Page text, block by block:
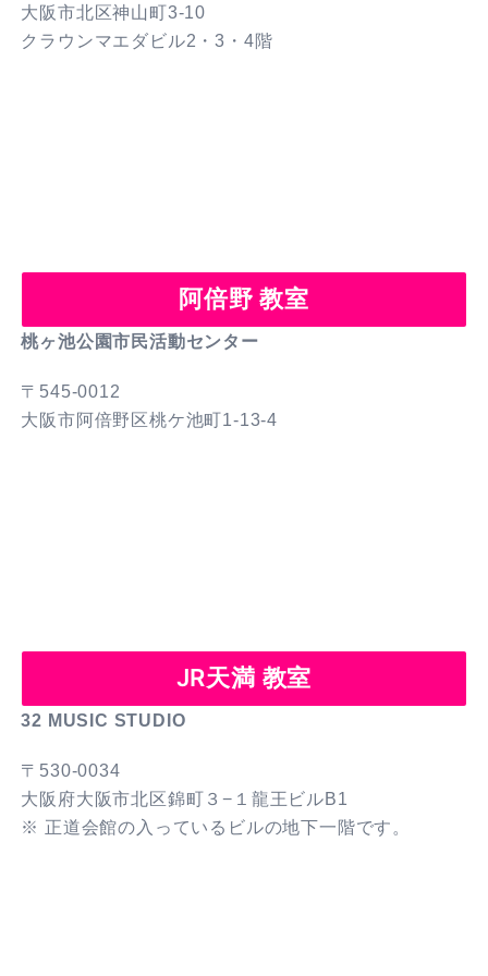
大阪市北区神山町3-10
クラウンマエダビル2・3・4階
阿倍野 教室
桃ヶ池公園市民活動センター
〒545-0012
大阪市阿倍野区桃ケ池町1-13-4
JR天満 教室
32 MUSIC STUDIO
〒530-0034
大阪府大阪市北区錦町３−１龍王ビルB1
※ 正道会館の入っているビルの地下一階です。